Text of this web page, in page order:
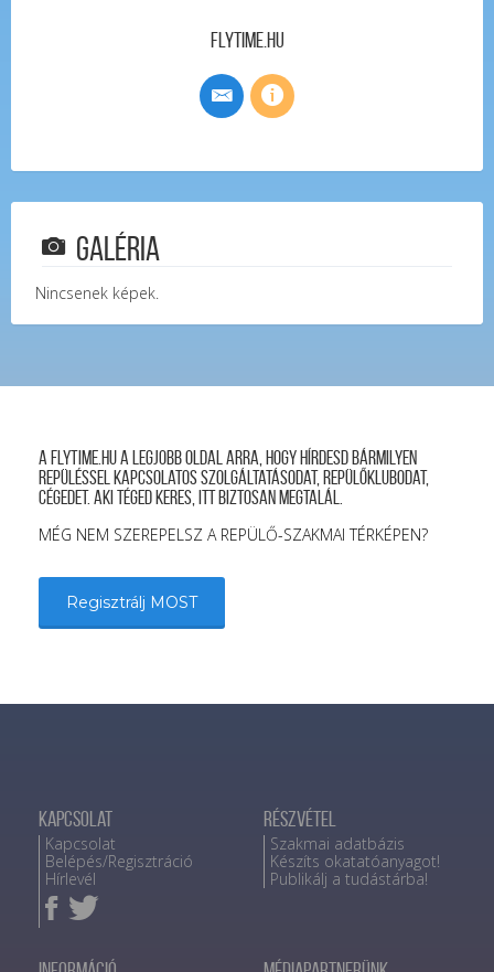
FlyTime.hu
Galéria
Nincsenek képek.
A FLYTIME.HU a legjobb oldal arra, hogy hírdesd bármilyen
repüléssel kapcsolatos szolgáltatásodat, repülőklubodat,
cégedet. Aki téged keres, itt biztosan megtalál.
MÉG NEM SZEREPELSZ A REPÜLŐ-SZAKMAI TÉRKÉPEN?
Regisztrálj MOST
Kapcsolat
Kapcsolat
Belépés/Regisztráció
Hírlevél
Részvétel
Szakmai adatbázis
Készíts okatatóanyagot!
Publikálj a tudástárba!